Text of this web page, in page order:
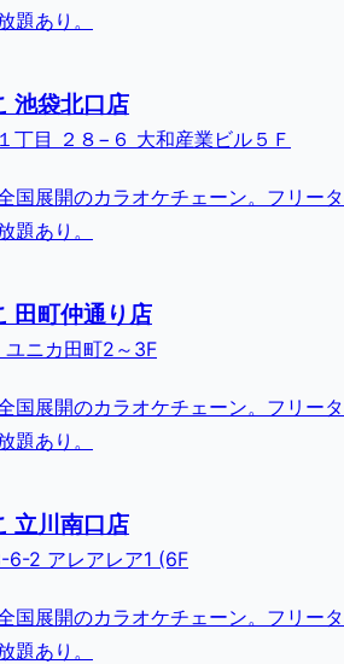
題あり。
池袋北口店
丁目 ２８−６ 大和産業ビル５Ｆ
国展開のカラオケチェーン。フリータ
題あり。
田町仲通り店
ニカ田町2～3F
国展開のカラオケチェーン。フリータ
題あり。
立川南口店
6-2 アレアレア1 (6F
国展開のカラオケチェーン。フリータ
題あり。